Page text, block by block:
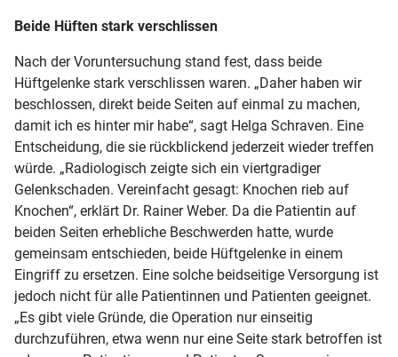
Beide Hüften stark verschlissen
Nach der Voruntersuchung stand fest, dass beide
Hüftgelenke stark verschlissen waren. „Daher haben wir
beschlossen, direkt beide Seiten auf einmal zu machen,
damit ich es hinter mir habe“, sagt Helga Schraven. Eine
Entscheidung, die sie rückblickend jederzeit wieder treffen
würde. „Radiologisch zeigte sich ein viertgradiger
Gelenkschaden. Vereinfacht gesagt: Knochen rieb auf
Knochen“, erklärt Dr. Rainer Weber. Da die Patientin auf
beiden Seiten erhebliche Beschwerden hatte, wurde
gemeinsam entschieden, beide Hüftgelenke in einem
Eingriff zu ersetzen. Eine solche beidseitige Versorgung ist
jedoch nicht für alle Patientinnen und Patienten geeignet.
„Es gibt viele Gründe, die Operation nur einseitig
durchzuführen, etwa wenn nur eine Seite stark betroffen ist